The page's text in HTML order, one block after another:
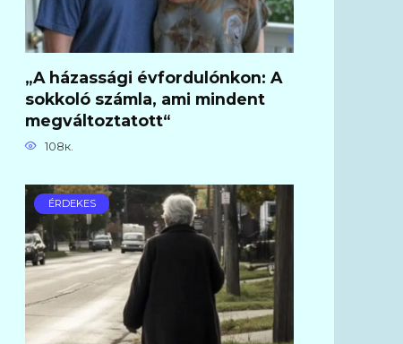
„A házassági évfordulónkon: A
sokkoló számla, ami mindent
megváltoztatott“
108к.
ÉRDEKES